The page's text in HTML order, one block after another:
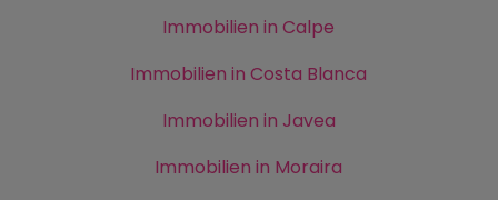
Immobilien in Calpe
Immobilien in Costa Blanca
Immobilien in Javea
Immobilien in Moraira